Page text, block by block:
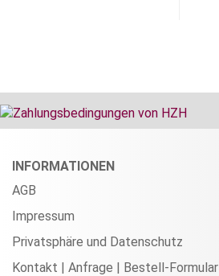
INFORMATIONEN
AGB
Impressum
Privatsphäre und Datenschutz
Kontakt | Anfrage | Bestell-Formular